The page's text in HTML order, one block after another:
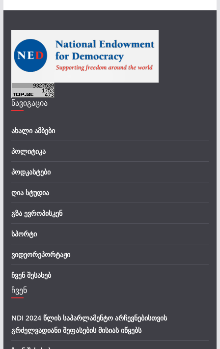
ნავიგაცია
ახალი ამბები
პოლიტიკა
პოდკასტები
ღია სტუდია
გზა ევროპისკენ
სპორტი
ვიდეორეპორტაჟი
ჩვენ შესახებ
ჩვენ
NDI 2024 წლის საპარლამენტო არჩევნებისთვის
გრძელვადიანი შეფასების მისიას იწყებს